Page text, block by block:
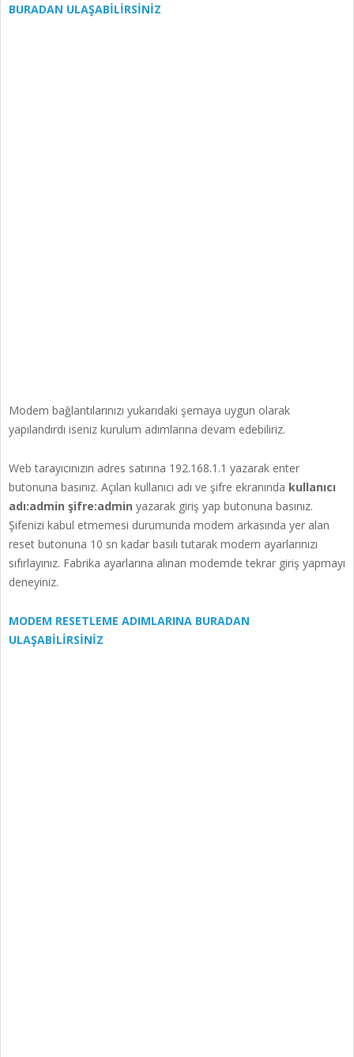
BURADAN ULAŞABİLİRSİNİZ
Modem bağlantılarınızı yukarıdaki şemaya uygun olarak
yapılandırdı iseniz kurulum adımlarına devam edebiliriz.
Web tarayıcınızın adres satırına 192.168.1.1 yazarak enter
butonuna basınız. Açılan kullanıcı adı ve şifre ekranında kullanıcı
adı:admin şifre:admin yazarak giriş yap butonuna basınız.
Şifenizi kabul etmemesi durumunda modem arkasında yer alan
reset butonuna 10 sn kadar basılı tutarak modem ayarlarınızı
sıfırlayınız. Fabrika ayarlarına alınan modemde tekrar giriş yapmayı
deneyiniz.
MODEM RESETLEME ADIMLARINA BURADAN
ULAŞABİLİRSİNİZ